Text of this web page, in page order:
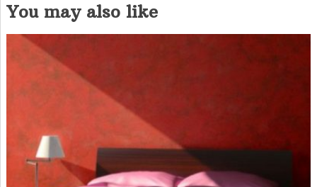
You may also like